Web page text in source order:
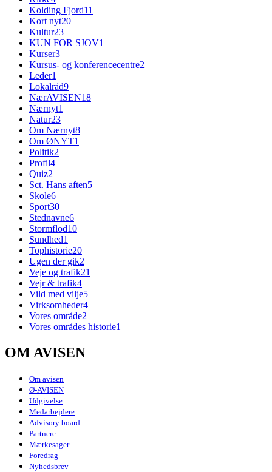
Kolding Fjord11
Kort nyt20
Kultur23
KUN FOR SJOV1
Kurser3
Kursus- og konferencecentre2
Leder1
Lokalråd9
NærAVISEN18
Nærnyt1
Natur23
Om Nærnyt8
Om ØNYT1
Politik2
Profil4
Quiz2
Sct. Hans aften5
Skole6
Sport30
Stednavne6
Stormflod10
Sundhed1
Tophistorie20
Ugen der gik2
Veje og trafik21
Vejr & trafik4
Vild med vilje5
Virksomheder4
Vores område2
Vores områdes historie1
OM AVISEN
Om avisen
Ø-AVISEN
Udgivelse
Medarbejdere
Advisory board
Partnere
Mærkesager
Foredrag
Nyhedsbrev